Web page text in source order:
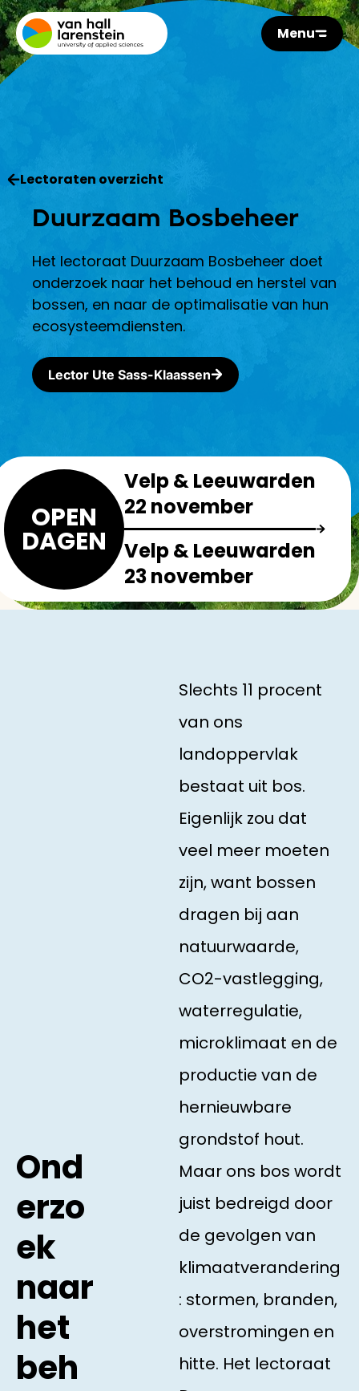
Menu
Lectoraten overzicht
Duurzaam Bosbeheer
Het lectoraat Duurzaam Bosbeheer doet
onderzoek naar het behoud en herstel van
bossen, en naar de optimalisatie van hun
ecosysteemdiensten.
Lector Ute Sass-Klaassen
OPEN
DAGEN
Velp & Leeuwarden
22 november
Velp & Leeuwarden
23 november
Ond
erzo
ek
naar
het
beh
Slechts 11 procent
van ons
landoppervlak
bestaat uit bos.
Eigenlijk zou dat
veel meer moeten
zijn, want bossen
dragen bij aan
natuurwaarde,
CO2-vastlegging,
waterregulatie,
microklimaat en de
productie van de
hernieuwbare
grondstof hout.
Maar ons bos wordt
juist bedreigd door
de gevolgen van
klimaatverandering
: stormen, branden,
overstromingen en
hitte. Het lectoraat